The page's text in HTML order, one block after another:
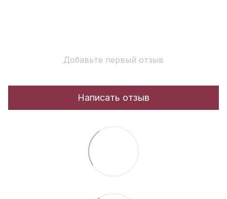
Добавьте первый отзыв
Написать отзыв